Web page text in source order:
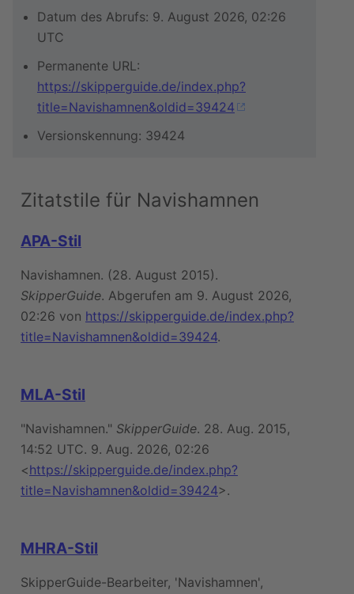
Datum des Abrufs: 9. August 2026, 02:26
UTC
Permanente URL:
https://skipperguide.de/index.php?
title=Navishamnen&oldid=39424
Versionskennung: 39424
Zitatstile für Navishamnen
APA-Stil
Navishamnen. (28. August 2015).
SkipperGuide. Abgerufen am 9. August 2026,
02:26 von https://skipperguide.de/index.php?
title=Navishamnen&oldid=39424.
MLA-Stil
"Navishamnen." SkipperGuide. 28. Aug. 2015,
14:52 UTC. 9. Aug. 2026, 02:26
<https://skipperguide.de/index.php?
title=Navishamnen&oldid=39424>.
MHRA-Stil
SkipperGuide-Bearbeiter, 'Navishamnen',